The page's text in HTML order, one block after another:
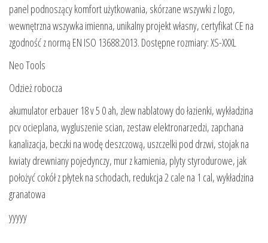
panel podnoszący komfort użytkowania, skórzane wszywki z logo,
wewnętrzna wszywka imienna, unikalny projekt własny, certyfikat CE na
zgodność z normą EN ISO 13688:2013. Dostępne rozmiary: XS-XXXL
Neo Tools
Odzież robocza
akumulator erbauer 18 v 5 0 ah, zlew nablatowy do łazienki, wykładzina
pcv ocieplana, wygluszenie scian, zestaw elektronarzedzi, zapchana
kanalizacja, beczki na wodę deszczową, uszczelki pod drzwi, stojak na
kwiaty drewniany pojedynczy, mur z kamienia, plyty styrodurowe, jak
położyć cokół z płytek na schodach, redukcja 2 cale na 1 cal, wykładzina
granatowa
yyyyy